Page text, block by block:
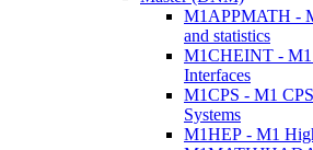
M1APPMATH -
and statistics
M1CHEINT - M1
Interfaces
M1CPS - M1
Systems
M1HEP - M1